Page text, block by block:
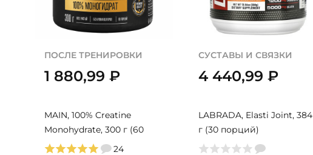
ПОСЛЕ ТРЕНИРОВКИ
1 880,99 ₽
MAIN, 100% Creatine
Monohydrate, 300 г (60
порций)
24
СУСТАВЫ И СВЯЗКИ
4 440,99₽
LABRADA, Elasti Joint, 384
г (30 порций)